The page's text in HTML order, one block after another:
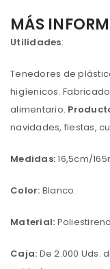
MÁS
Utilidades:
Tenedores de
higíenicos.
alimentario.
navidades, fiestas,
Medidas:16,5cm/
Color: Blanco.
Material:
Caja: De 2.000 Uds.